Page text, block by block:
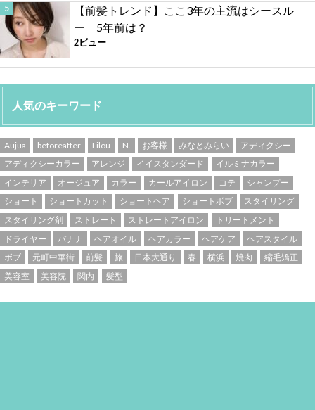
【前髪トレンド】ここ3年の主流はシースル
ー 5年前は？
2ビュー
人気のキーワード
Aujua beforeafter Lilou N. お客様 みなとみらい
アディクシー
アディクシーカラー
アレンジ イイスタンダード
イルミナカラー
インテリア
オージュア カラー カールアイロン コテ
シャンプー
ショート
ショートカット ショートヘア ショートボブ
スタイリング
スタイリング剤
ストレート ストレートアイロン
トリートメント
ドライヤー
バナナ ヘアオイル ヘアカラー ヘアケア
ヘアスタイル
ボブ
元町中華街 前髪 旅 日本大通り 春 横浜 焼肉
縮毛矯正
美容室
美容院 関内 髪型